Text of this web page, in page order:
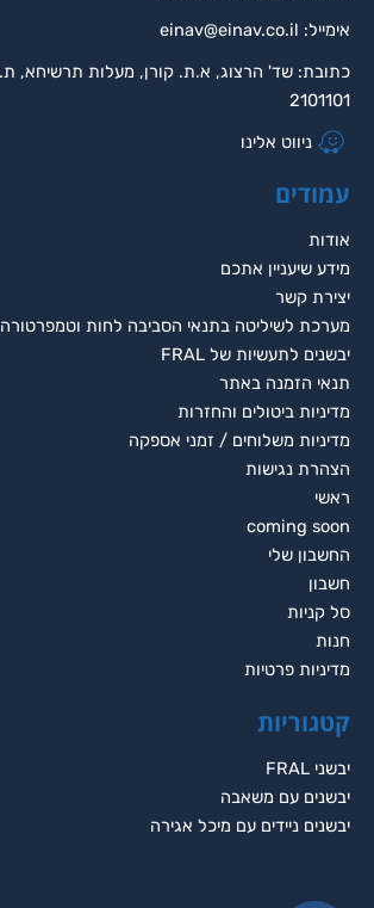
אימייל: einav@einav.co.il
2101101
ניווט אלינו
עמודים
אודות
מידע שיעניין אתכם
יצירת קשר
מערכת לשיליטה בתנאי הסביבה לחות וטמפרטורה
יבשנים לתעשיות של FRAL
תנאי הזמנה באתר
מדיניות ביטולים והחזרות
מדיניות משלוחים / זמני אספקה
הצהרת נגישות
ראשי
coming soon
החשבון שלי
חשבון
סל קניות
חנות
מדיניות פרטיות
קטגוריות
יבשני FRAL
יבשנים עם משאבה
יבשנים ניידים עם מיכל אגירה